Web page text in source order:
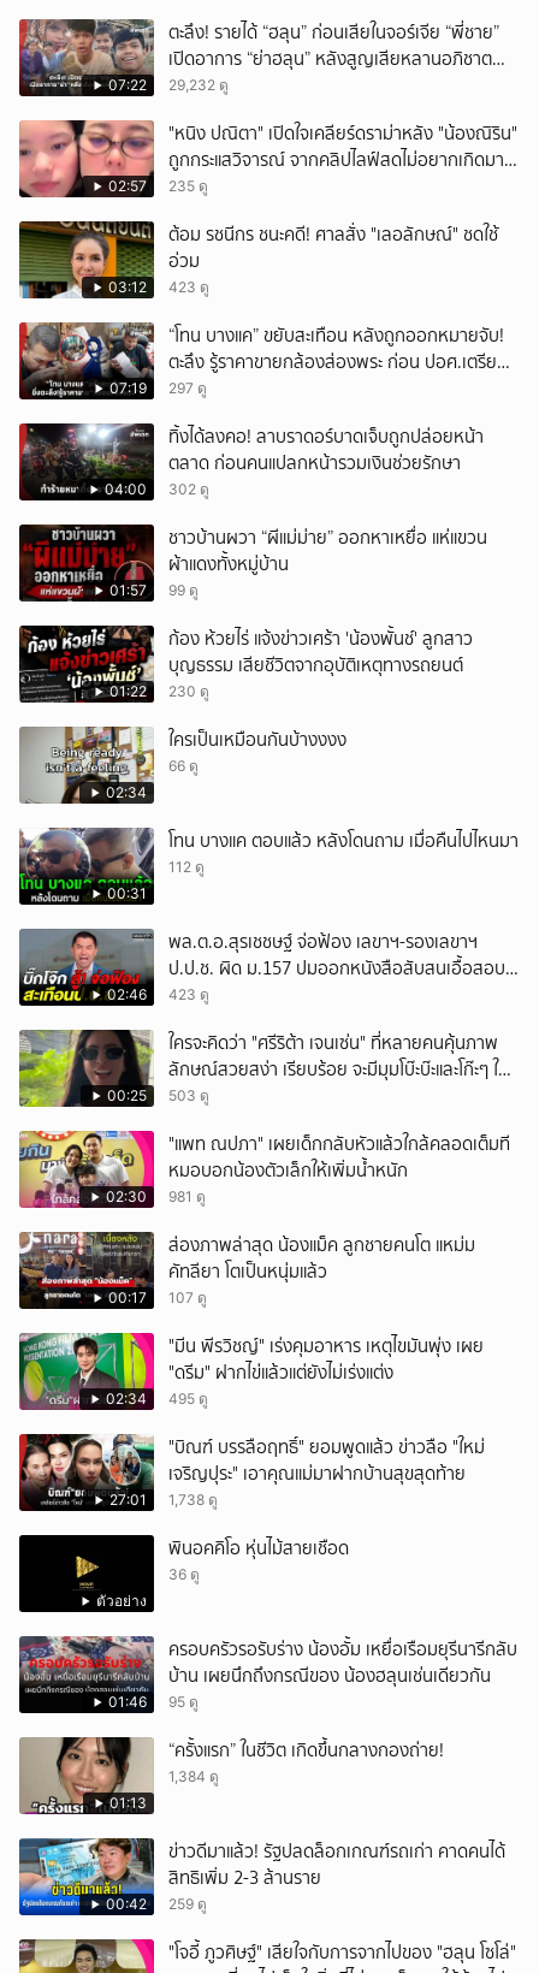
07:22
ตะลึง! รายได้ “ฮลุน” ก่อนเสียในจอร์เจีย “พี่ชาย”
เปิดอาการ “ย่าฮลุน” หลังสูญเสียหลานอภิชาต
บุตร!
29,232 ดู
02:57
"หนิง ปณิตา" เปิดใจเคลียร์ดราม่าหลัง "น้องณิริน"
ถูกกระแสวิจารณ์ จากคลิปไลฟ์สดไม่อยากเกิดมา
หน้าเหมือนพ่อ
235 ดู
03:12
ต้อม รชนีกร ชนะคดี! ศาลสั่ง "เลอลักษณ์" ชดใช้
อ่วม
423 ดู
07:19
“โทน บางแค” ขยับสะเทือน หลังถูกออกหมายจับ!
ตะลึง รู้ราคาขายกล้องส่องพระ ก่อน ปอศ.เตรียม
บุกรวบ?
297 ดู
04:00
ทิ้งได้ลงคอ! ลาบราดอร์บาดเจ็บถูกปล่อยหน้า
ตลาด ก่อนคนแปลกหน้ารวมเงินช่วยรักษา
302 ดู
01:57
ชาวบ้านผวา “ผีแม่ม่าย” ออกหาเหยื่อ แห่แขวน
ผ้าแดงทั้งหมู่บ้าน
99 ดู
01:22
ก้อง ห้วยไร่ แจ้งข่าวเศร้า 'น้องพั้นช์' ลูกสาว
บุญธรรม เสียชีวิตจากอุบัติเหตุทางรถยนต์
230 ดู
02:34
ใครเป็นเหมือนกันบ้างงงง
66 ดู
00:31
โทน บางแค ตอบแล้ว หลังโดนถาม เมื่อคืนไปไหนมา
112 ดู
02:46
พล.ต.อ.สุรเชชษฐ์ จ่อฟ้อง เลขาฯ-รองเลขาฯ
ป.ป.ช. ผิด ม.157 ปมออกหนังสือสับสนเอื้อสอบ
คดีซ้ำซ้อน
423 ดู
00:25
ใครจะคิดว่า "ศรีริต้า เจนเซ่น" ที่หลายคนคุ้นภาพ
ลักษณ์สวยสง่า เรียบร้อย จะมีมุมโบ๊ะบ๊ะและโก๊ะๆ ให้
ได้อมยิ้มเหมือนกัน งานนี้ทำเอาแฟนๆ ทั้งเอ็นดูทั้ง
503 ดู
02:30
"แพท ณปภา" เผยเด็กกลับหัวแล้วใกล้คลอดเต็มที
หมอบอกน้องตัวเล็กให้เพิ่มน้ำหนัก
981 ดู
00:17
ส่องภาพล่าสุด น้องแม็ค ลูกชายคนโต แหม่ม
คัทลียา โตเป็นหนุ่มแล้ว
107 ดู
02:34
"มีน พีรวิชญ์" เร่งคุมอาหาร เหตุไขมันพุ่ง เผย
"ดรีม" ฝากไข่แล้วแต่ยังไม่เร่งแต่ง
495 ดู
27:01
"บิณฑ์ บรรลือฤทธิ์" ยอมพูดแล้ว ข่าวลือ "ใหม่
เจริญปุระ" เอาคุณแม่มาฝากบ้านสุขสุดท้าย
1,738 ดู
ตัวอย่าง
พินอคคิโอ หุ่นไม้สายเชือด
36 ดู
01:46
ครอบครัวรอรับร่าง น้องอั้ม เหยื่อเรือมยุรีนารีกลับ
บ้าน เผยนึกถึงกรณีของ น้องฮลุนเช่นเดียวกัน
95 ดู
01:13
“ครั้งแรก” ในชีวิต เกิดขึ้นกลางกองถ่าย!
1,384 ดู
00:42
ข่าวดีมาแล้ว! รัฐปลดล็อกเกณฑ์รถเก่า คาดคนได้
สิทธิเพิ่ม 2-3 ล้านราย
259 ดู
"โจอี้ ภูวศิษฐ์" เสียใจกับการจากไปของ "ฮลุน โซโล่"